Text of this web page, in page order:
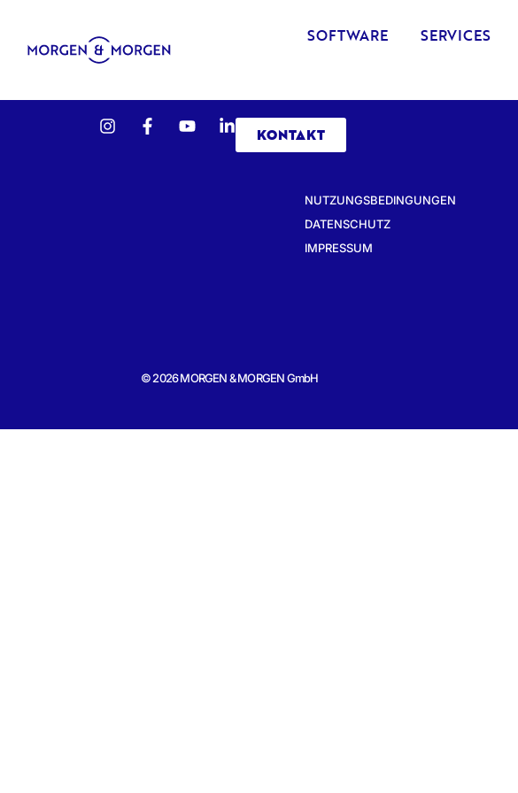
SOFTWARE SERVICES
KONTAKT
NUTZUNGSBEDINGUNGEN
DATENSCHUTZ
IMPRESSUM
© 2026 MORGEN & MORGEN GmbH